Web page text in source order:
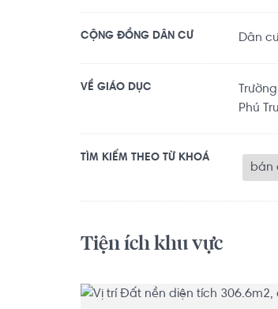
CỘNG ĐỒNG DÂN CƯ Dân
VỀ GIÁO DỤC
Phú
TÌM KIẾM THEO TỪ KHOÁ
bán
Tiện ích khu vực